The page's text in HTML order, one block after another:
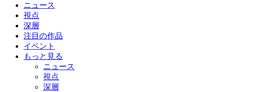
ニュース
視点
深層
注目の作品
イベント
もっと見る
ニュース
視点
深層